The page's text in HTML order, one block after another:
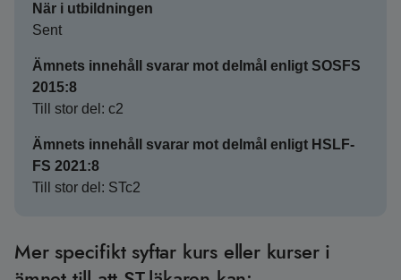
När i utbildningen
Sent
Ämnets innehåll svarar mot delmål enligt SOSFS
2015:8
Till stor del: c2
Ämnets innehåll svarar mot delmål enligt HSLF-
FS 2021:8
Till stor del: STc2
Mer specifikt syftar kurs eller kurser i